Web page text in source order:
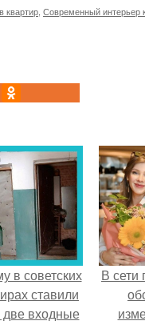
квартир Современный интерьер
в советских
ставили
две входные
В сети